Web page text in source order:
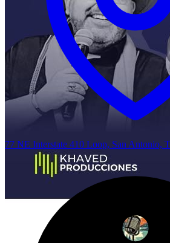
77 NE Interstate 410 Loop, San Antonio,